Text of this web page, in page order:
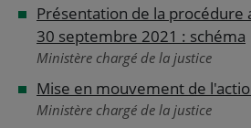
Présentation de la procédure
30 septembre 2021 : schéma
Ministère chargé de la justice
Mise en mouvement de
Ministère chargé de la justice